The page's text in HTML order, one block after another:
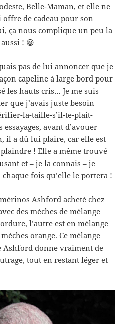
Belle-Maman, et elle ne
de cadeau pour son
ça nous complique un peu la
! 😀
pas de lui annoncer que je
capeline à large bord pour
les hauts cris… Je me suis
que j’avais juste besoin
la-taille-s’il-te-plaît-
avant d’avouer
il a dû lui plaire, car elle est
! Elle a même trouvé
et – je la connais – je
fois qu’elle le portera !
Ashford acheté chez
des mèches de mélange
l’autre est en mélange
orange. Ce mélange
Ashford donne vraiment de
tout en restant léger et